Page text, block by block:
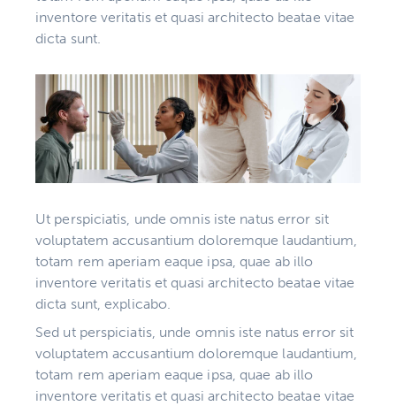
inventore veritatis et quasi architecto beatae vitae
dicta sunt.
Ut perspiciatis, unde omnis iste natus error sit
voluptatem accusantium doloremque laudantium,
totam rem aperiam eaque ipsa, quae ab illo
inventore veritatis et quasi architecto beatae vitae
dicta sunt, explicabo.
Sed ut perspiciatis, unde omnis iste natus error sit
voluptatem accusantium doloremque laudantium,
totam rem aperiam eaque ipsa, quae ab illo
inventore veritatis et quasi architecto beatae vitae